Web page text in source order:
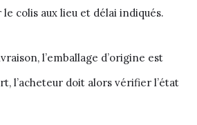
colis aux lieu et délai indiqués.
l’emballage d’origine est
l’acheteur doit alors vérifier l’état